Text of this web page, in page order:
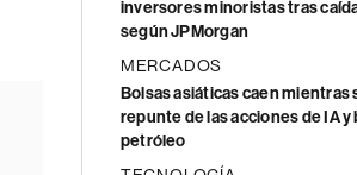
inversores minoristas tras
según JPMorgan
MERCADOS
Bolsas asiáticas caen mientras
repunte de las acciones de IA y
petróleo